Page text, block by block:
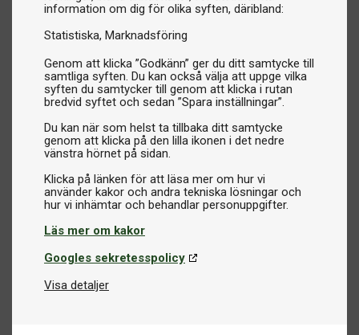
information om dig för olika syften, däribland:
Statistiska Marknadsföring
Genom att klicka ”Godkänn” ger du ditt samtycke till
samtliga syften. Du kan också välja att uppge vilka
syften du samtycker till genom att klicka i rutan
bredvid syftet och sedan ”Spara inställningar”.
Du kan när som helst ta tillbaka ditt samtycke
genom att klicka på den lilla ikonen i det nedre
vänstra hörnet på sidan.
Klicka på länken för att läsa mer om hur vi
använder kakor och andra tekniska lösningar och
Läs mer om kakor
Googles sekretesspolicy
Visa detaljer